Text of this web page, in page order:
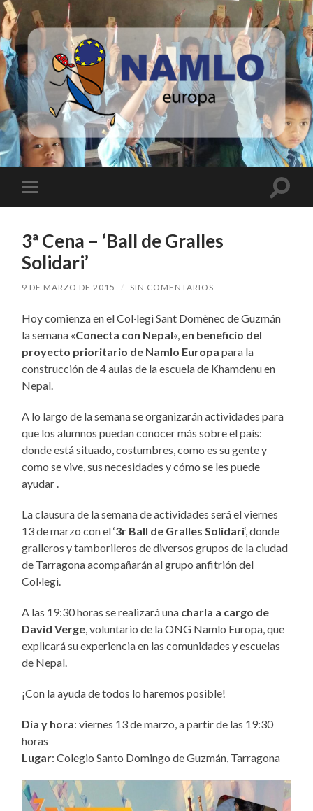
Namlo
Europa
Alternar
el
3ª Cena – ‘Ball de Gralles
Solidari’
9 DE MARZO DE 2015 / SIN COMENTARIOS
Hoy comienza en el Col·legi Sant Domènec de Guzmán
la semana «Conecta con Nepal«, en beneficio del
proyecto prioritario de Namlo Europa para la
construcción de 4 aulas de la escuela de Khamdenu en
Nepal.
A lo largo de la semana se organizarán actividades para
que los alumnos puedan conocer más sobre el país:
donde está situado, costumbres, como es su gente y
como se vive, sus necesidades y cómo se les puede
ayudar .
La clausura de la semana de actividades será el viernes
13 de marzo con el ‘3r Ball de Gralles Solidari‘, donde
gralleros y tamborileros de diversos grupos de la ciudad
de Tarragona acompañarán al grupo anfitrión del
Col·legi.
A las 19:30 horas se realizará una charla a cargo de
David Verge, voluntario de la ONG Namlo Europa, que
explicará su experiencia en las comunidades y escuelas
de Nepal.
¡Con la ayuda de todos lo haremos posible!
Día y hora: viernes 13 de marzo, a partir de las 19:30
horas
Lugar: Colegio Santo Domingo de Guzmán, Tarragona